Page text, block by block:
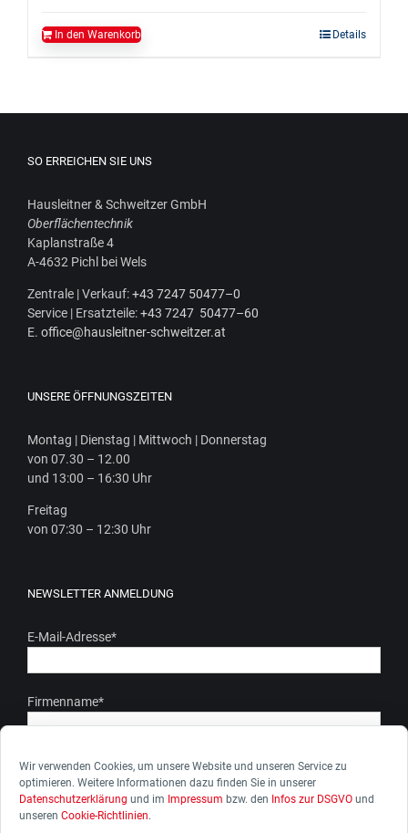
Wir verwenden Cookies, um unsere Website und unseren Service zu
optimieren. Weitere Informationen dazu finden Sie in unserer
Datenschutzerklärung und im Impressum bzw. den Infos zur DSGVO und
unseren Cookie-Richtlinien.
In den Warenkorb Details
SO ERREICHEN SIE UNS
Haus­leit­ner & Schweit­zer GmbH
Ober­flä­chen­tech­nik
Kaplan­stra­ße 4
A‑4632 Pichl bei Wels
Zen­tra­le | Ver­kauf:+43 7247 50477–0
Ser­vice | Ersatz­tei­le:+43 7247 50477–60
E. office@hausleitner-schweitzer.at
UNSERE ÖFFNUNGSZEITEN
Mon­tag | Diens­tag | Mitt­woch | Donnerstag
von 07.30 – 12.00
und 13:00 – 16:30 Uhr
Frei­tag
von 07:30 – 12:30 Uhr
NEWSLETTER ANMELDUNG
E-Mail-Adresse*
Firmenname*
Ich stimme zu, dass meine personenbezogenen Daten gem.
unserer Datenschutzerkärung genutzt werden. Ich kann die
Zustimmung zur Datenverarbeitung jederzeit widerrufen.